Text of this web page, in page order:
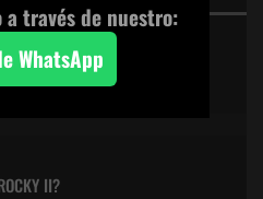
Y LA TORTUGA
II?
través de nuestro:
WhatsApp